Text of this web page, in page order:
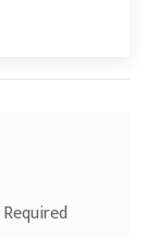
Required